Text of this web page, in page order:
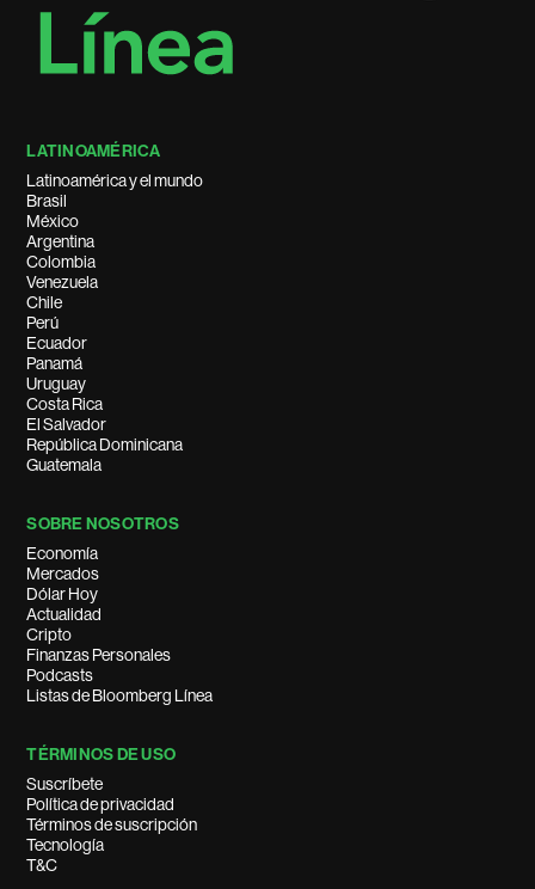
LATINOAMÉRICA
Latinoamérica y el mundo
Brasil
México
Argentina
Colombia
Venezuela
Chile
Perú
Ecuador
Panamá
Uruguay
Costa Rica
El Salvador
República Dominicana
Guatemala
SOBRE NOSOTROS
Economía
Mercados
Dólar Hoy
Actualidad
Cripto
Finanzas Personales
Podcasts
Listas de Bloomberg Línea
TÉRMINOS DE USO
Suscríbete
Política de privacidad
Términos de suscripción
Tecnología
T&C